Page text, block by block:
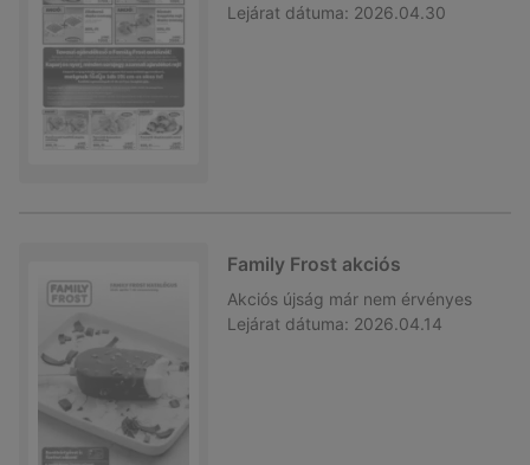
Lejárat dátuma: 2026.04.30
Family Frost akciós
Akciós újság már nem érvényes
Lejárat dátuma: 2026.04.14